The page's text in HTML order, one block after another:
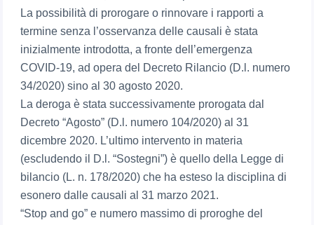
La possibilità di prorogare o rinnovare i rapporti a
termine senza l’osservanza delle causali è stata
inizialmente introdotta, a fronte dell’emergenza
COVID-19, ad opera del Decreto Rilancio (D.l. numero
34/2020) sino al 30 agosto 2020.
La deroga è stata successivamente prorogata dal
Decreto “Agosto” (D.l. numero 104/2020) al 31
dicembre 2020. L’ultimo intervento in materia
(escludendo il D.l. “Sostegni”) è quello della Legge di
bilancio (L. n. 178/2020) che ha esteso la disciplina di
esonero dalle causali al 31 marzo 2021.
“Stop and go” e numero massimo di proroghe del